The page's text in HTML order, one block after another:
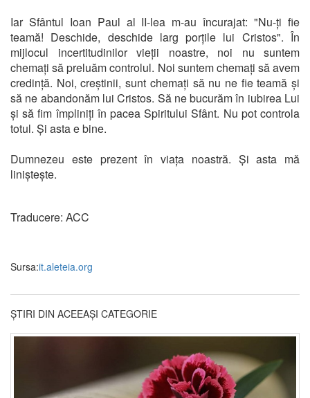
Iar Sfântul Ioan Paul al II-lea m-au încurajat: "Nu-ți fie
teamă! Deschide, deschide larg porțile lui Cristos". În
mijlocul incertitudinilor vieții noastre, noi nu suntem
chemați să preluăm controlul. Noi suntem chemați să avem
credință. Noi, creștinii, sunt chemați să nu ne fie teamă și
să ne abandonăm lui Cristos. Să ne bucurăm în iubirea Lui
și să fim împliniți în pacea Spiritului Sfânt. Nu pot controla
totul. Și asta e bine.
Dumnezeu este prezent în viața noastră. Și asta mă
liniștește.
Traducere: ACC
Sursa:it.aleteia.org
ȘTIRI DIN ACEEAȘI CATEGORIE